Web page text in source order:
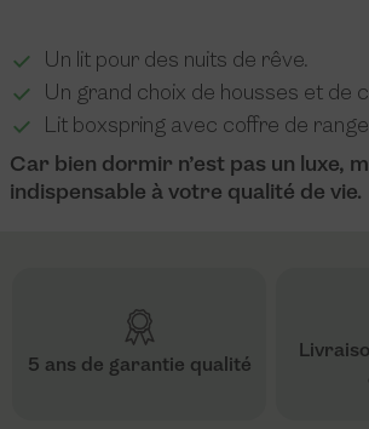
Un lit pour des nuits de rêve.
Un grand choix de housses et de
Lit boxspring avec coffre de
Car bien dormir n’est pas un luxe,
indispensable à votre qualité de vie.
5 ans de garantie qualité